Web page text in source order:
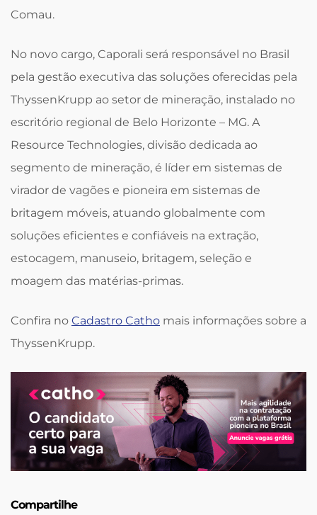
Comau.
No novo cargo, Caporali será responsável no Brasil
pela gestão executiva das soluções oferecidas pela
ThyssenKrupp ao setor de mineração, instalado no
escritório regional de Belo Horizonte – MG. A
Resource Technologies, divisão dedicada ao
segmento de mineração, é líder em sistemas de
virador de vagões e pioneira em sistemas de
britagem móveis, atuando globalmente com
soluções eficientes e confiáveis na extração,
estocagem, manuseio, britagem, seleção e
moagem das matérias-primas.
Confira no Cadastro Catho mais informações sobre a
ThyssenKrupp.
Compartilhe